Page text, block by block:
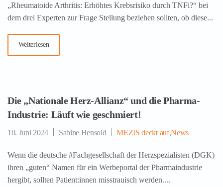
„Rheumatoide Arthritis: Erhöhtes Krebsrisiko durch TNFi?“ bei
dem drei Experten zur Frage Stellung beziehen sollten, ob diese...
Weiterlesen
Die „Nationale Herz-Allianz“ und die Pharma-
Industrie: Läuft wie geschmiert!
10. Juni 2024 Sabine Hensold MEZIS deckt auf,News
Wenn die deutsche #Fachgesellschaft der Herzspezialisten (DGK)
ihren „guten“ Namen für ein Werbeportal der Pharmaindustrie
hergibt, sollten Patient:innen misstrauisch werden....